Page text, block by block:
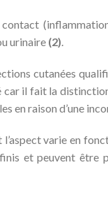
urinaire (2).
cutanées
il fait la
en raison d’une
varie en
et peuvent être